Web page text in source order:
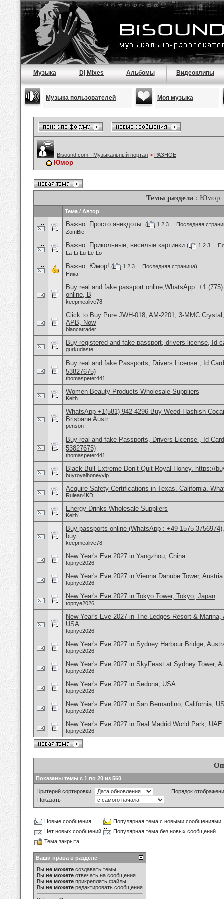
Музыка Dj Mixes Альбомы Видеоклипы
Музыка пользователей Моя музыка
Bisound.com - Музыкальный портал > РАЗНОЕ
Юмор
Темы раздела : Юмор
Тема / Автор
Важно: Просто анекдоты. ( 1 2 3
Последняя
ZomBie
Важно: Прикольные, весёлые картинки ( 1 2 3
La-Li-Lu-Le-Lo
Важно: Юмор! ( 1 2 3 Последняя страница)
Ника
Buy real and fake passport online,WhatsApp: +1
online, B
keepmealive78
Click to Buy Pure JWH-018, AM-2201, 3-MMC
APB, Now
blancatrader
Buy registered and fake passport, drivers license, Id
gurkudaste
Buy real and fake Passports, Drivers License , Id
53827675)
thomaspeter441
Women Beauty Products Wholesale Suppliers
Keith
WhatsApp +1(581) 942-4296 Buy Weed Hashish
Brisbane Austr
penson
Buy real and fake Passports, Drivers License , Id
53827675)
thomaspeter441
Black Bull Extreme Don’t Quit Royal Honey. https://
buyroyalhoneyvip
Acquire Safety Certifications in Texas. California.
Rulean4KD
Energy Drinks Wholesale Suppliers
Keith
Buy passports online (WhatsApp : +49 1575
buy
keepmealive78
New Year's Eve 2027 in Yangzhou, China
topnye2026
New Year's Eve 2027 in Vienna Danube Tower, Austria
topnye2026
New Year's Eve 2027 in Tokyo Tower, Tokyo, Japan
topnye2026
New Year's Eve 2027 in The Ledges Resort &
USA
topnye2026
New Year's Eve 2027 in Sydney Harbour Bridge,
topnye2026
New Year's Eve 2027 in SkyFeast at Sydney Tower,
topnye2026
New Year's Eve 2027 in Sedona, USA
topnye2026
New Year's Eve 2027 in San Bernardino, California,
topnye2026
New Year's Eve 2027 in Real Madrid World Park, UAE
topnye2026
Показаны темы с 1 по 20 из 560
Критерий сортировки
Порядок
Показать
Новые сообщения
Популярная тема с новыми сообщениями
Нет новых сообщений
Популярная тема без новых сообщений
Тема закрыта
Ваши права в разделе
Вы не можете создавать темы
Вы не можете отвечать на сообщения
Вы не можете прикреплять файлы
Вы не можете редактировать сообщения